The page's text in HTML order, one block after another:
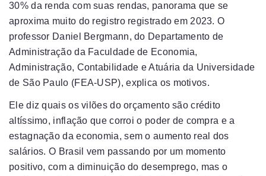
30% da renda com suas rendas, panorama que se
aproxima muito do registro registrado em 2023. O
professor Daniel Bergmann, do Departamento de
Administração da Faculdade de Economia,
Administração, Contabilidade e Atuária da Universidade
de São Paulo (FEA-USP), explica os motivos.
Ele diz quais os vilões do orçamento são crédito
altíssimo, inflação que corroi o poder de compra e a
estagnação da economia, sem o aumento real dos
salários. O Brasil vem passando por um momento
positivo, com a diminuição do desemprego, mas o